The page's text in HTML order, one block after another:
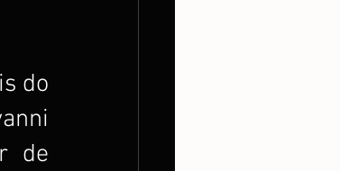
do
de